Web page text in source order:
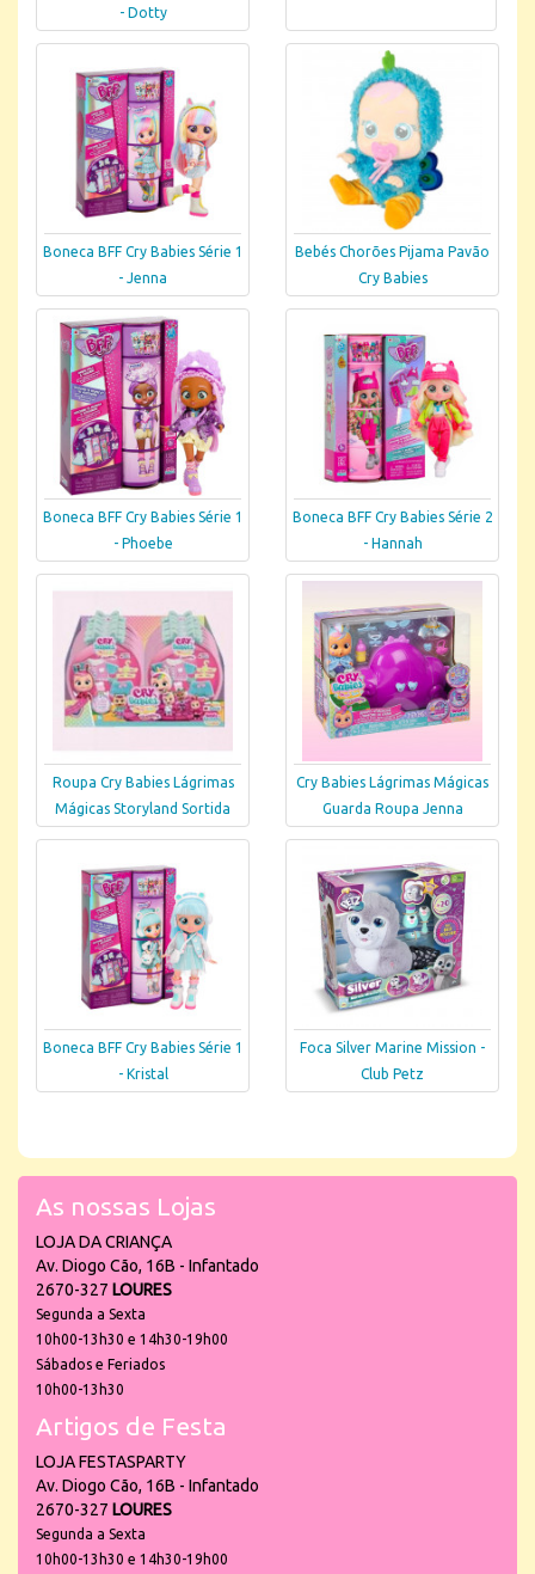
- Dotty
Boneca BFF Cry Babies Série 1
- Jenna
Bebés Chorões Pijama Pavão
Cry Babies
Boneca BFF Cry Babies Série 1
- Phoebe
Boneca BFF Cry Babies Série 2
- Hannah
Roupa Cry Babies Lágrimas
Mágicas Storyland Sortida
Cry Babies Lágrimas Mágicas
Guarda Roupa Jenna
Boneca BFF Cry Babies Série 1
- Kristal
Foca Silver Marine Mission -
Club Petz
As nossas Lojas
LOJA DA CRIANÇA
Av. Diogo Cão, 16B - Infantado
2670-327 LOURES
Segunda a Sexta
10h00-13h30 e 14h30-19h00
Sábados e Feriados
10h00-13h30
Artigos de Festa
LOJA FESTASPARTY
Av. Diogo Cão, 16B - Infantado
2670-327 LOURES
Segunda a Sexta
10h00-13h30 e 14h30-19h00